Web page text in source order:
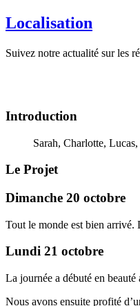
Localisation
Suivez notre actualité sur les
Introduction
Sarah, Charlotte,
Le Projet
Dimanche 20 octobre
Tout le monde est bien arrivé.
Lundi 21 octobre
La journée a débuté en
Nous avons ensuite profité